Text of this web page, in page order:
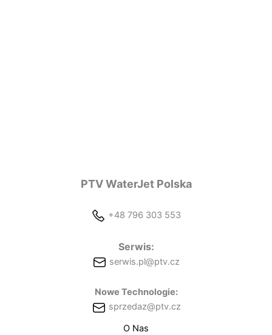
PTV WaterJet Polska
+48 796 303 553
Serwis:
serwis.pl@ptv.cz
Nowe Technologie:
sprzedaz@ptv.cz
O Nas